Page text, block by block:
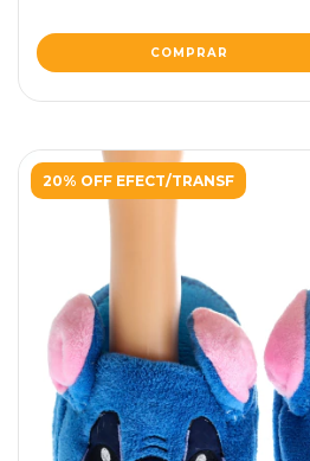
COMPRAR
20% OFF EFECT/TRANSF